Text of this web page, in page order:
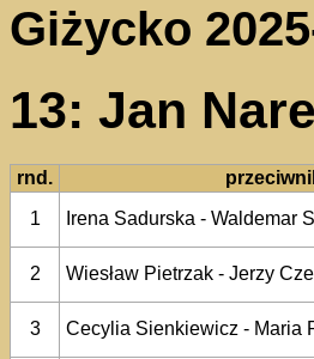
Giżycko
13: Jan
rnd.
1
Irena Sadurska - Waldemar
2
Wiesław Pietrzak - Jerzy
3
Cecylia Sienkiewicz - Maria